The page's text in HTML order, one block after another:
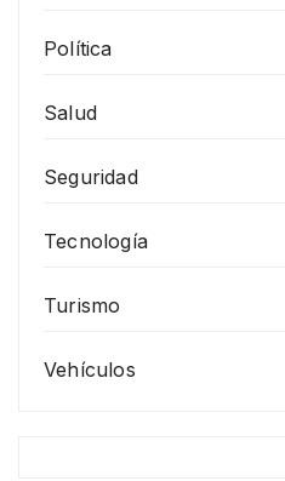
Política
Salud
Seguridad
Tecnología
Turismo
Vehículos